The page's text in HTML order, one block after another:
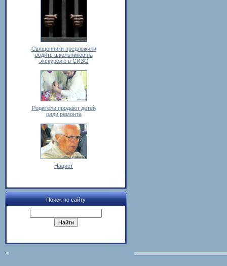
Священники предложили
водить школьников на
экскурсию в СИЗО
Родители продают детей
ради ремонта
Нацист
Поиск по сайту